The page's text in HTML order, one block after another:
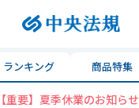
ランキング 商品特集
【重要】夏季休業のお知らせ